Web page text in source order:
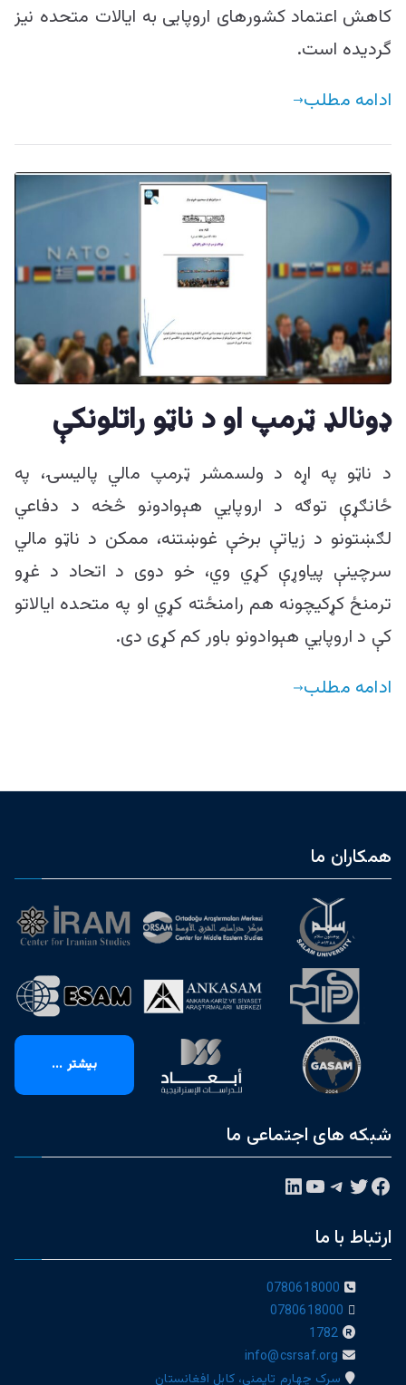
کاهش اعتماد کشور‎های اروپایی به ایالات متحده نیز
گردیده است.
ادامه مطلب
ډونالډ ټرمپ او د ناټو راتلونکې
د ناټو په اړه د ولسمشر ټرمپ مالي پالیسۍ، په
ځانګړې توګه د اروپایي هېوادونو څخه د دفاعي
لګښتونو د زیاتې برخې غوښتنه، ممکن د ناټو مالي
سرچینې پیاوړې کړي وي، خو دوی د اتحاد د غړو
ترمنځ کړکیچونه هم رامنځته کړي او په متحده ایالاتو
کې د اروپایي هېوادونو باور کم کړی دی.
ادامه مطلب
همکاران ما
بیشتر ...
شبکه های اجتماعی ما
فیس‌بوکتوییتر تلگرام یوتیوبلینکداین
ارتباط با ما
0780618000
0780618000
1782
info@csrsaf.org
سرک چهارم تایمنی، کابل افغانستان